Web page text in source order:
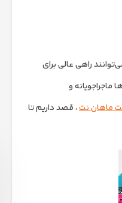
راهی عالی برای
ماجراجویانه و
ماهان نت، قصد داریم تا